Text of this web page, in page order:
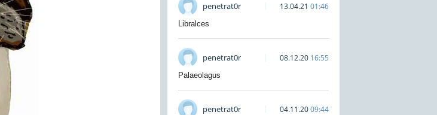
penetrat0r 13.04.21 01:46
Libralces
penetrat0r 08.12.20 16:55
Palaeolagus
penetrat0r 04.11.2009:44